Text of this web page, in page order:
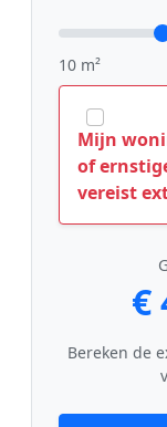
10 m²
Mijn
of
vereist
€
Bereken de